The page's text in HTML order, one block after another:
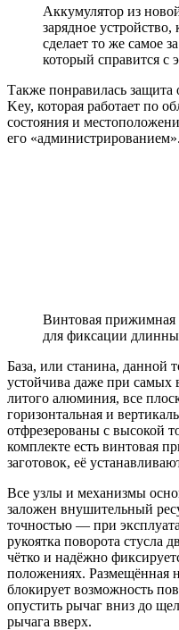
Аккумулятор из
зарядное
сделает то же самое
который справится с
Также понравилась
Key, которая работает по
состояния и
его «администрированием».
Винтовая прижимная
для фиксации
База, или станина, данной
устойчива даже при самых
литого алюминия, все
горизонтальная и
отфрезерованы с высокой
комплекте есть винтовая
заготовок, её
Все узлы и механизмы
заложен внушительный
точностью — при
рукоятка поворота стусла
чётко и надёжно
положениях. Размещённая
блокирует возможность
опустить рычаг вниз до
рычага вверх.